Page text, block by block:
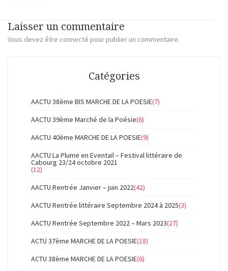
Laisser un commentaire
Vous devez être connecté pour publier un commentaire.
Catégories
AACTU 38ème BIS MARCHE DE LA POESIE(7)
AACTU 39ème Marché de la Poésie(6)
AACTU 40ème MARCHE DE LA POESIE(9)
AACTU La Plume en Eventail – Festival littéraire de
Cabourg 23/24 octobre 2021
(12)
AACTU Rentrée Janvier – juin 2022(42)
AACTU Rentrée littéraire Septembre 2024 à 2025(3)
AACTU Rentrée Septembre 2022 – Mars 2023(27)
ACTU 37ème MARCHE DE LA POESIE(18)
ACTU 38ème MARCHE DE LA POESIE(6)